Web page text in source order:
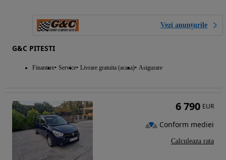
Vezi anunțurile
G&C PITESTI
Finantare Service Livrare gratuita (acasa) Asigurare
6 790 EUR
Conform mediei
Calculeaza rata